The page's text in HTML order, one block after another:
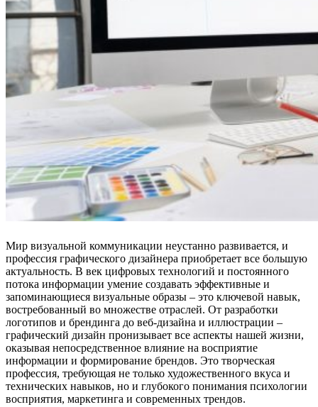
Мир визуальной коммуникации неустанно развивается, и
профессия графического дизайнера приобретает все большую
актуальность. В век цифровых технологий и постоянного
потока информации умение создавать эффективные и
запоминающиеся визуальные образы – это ключевой навык,
востребованный во множестве отраслей. От разработки
логотипов и брендинга до веб-дизайна и иллюстрации –
графический дизайн пронизывает все аспекты нашей жизни,
оказывая непосредственное влияние на восприятие
информации и формирование брендов. Это творческая
профессия, требующая не только художественного вкуса и
технических навыков, но и глубокого понимания психологии
восприятия, маркетинга и современных трендов.